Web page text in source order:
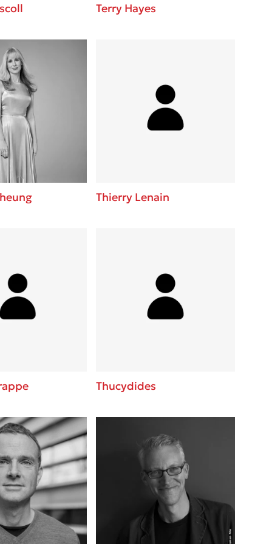
Terry Hayes
Thierry Lenain
Thucydides